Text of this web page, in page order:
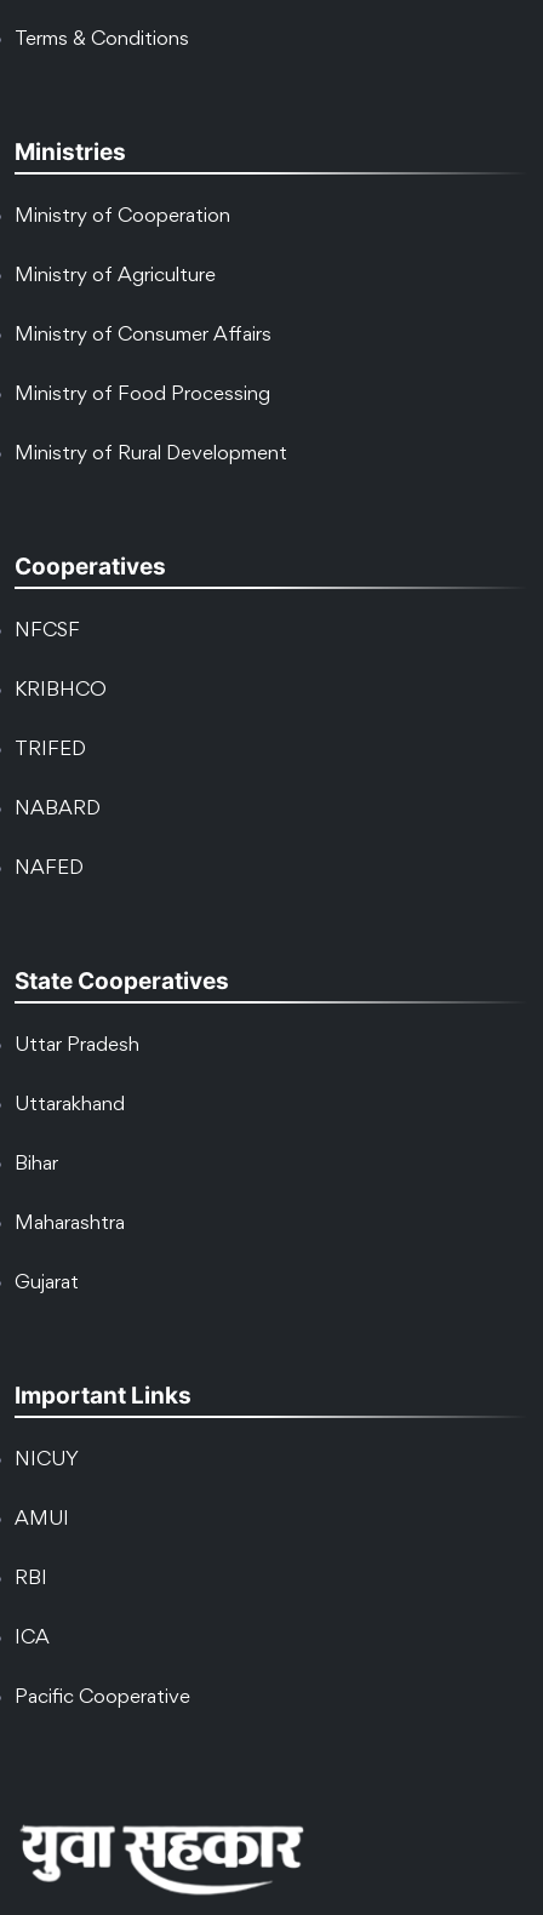
Terms & Conditions
Ministries
Ministry of Cooperation
Ministry of Agriculture
Ministry of Consumer Affairs
Ministry of Food Processing
Ministry of Rural Development
Cooperatives
NFCSF
KRIBHCO
TRIFED
NABARD
NAFED
State Cooperatives
Uttar Pradesh
Uttarakhand
Bihar
Maharashtra
Gujarat
Important Links
NICUY
AMUI
RBI
ICA
Pacific Cooperative